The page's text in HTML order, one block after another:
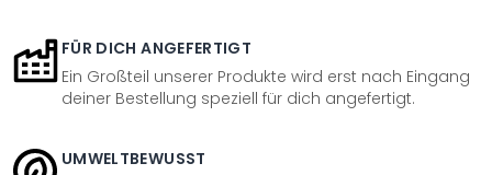
FÜR DICH ANGEFERTIGT
Ein Großteil unserer Produkte wird erst nach Eingang
deiner Bestellung speziell für dich angefertigt.
UMWELTBEWUSST